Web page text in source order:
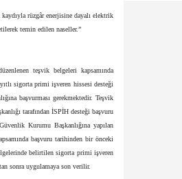
kaydıyla rüzgâr enerjisine dayalı elektrik
temin edilen naseller.”
teşvik belgeleri kapsamında
sigorta primi işveren hissesi desteği
başvurması gerekmektedir. Teşvik
tarafından İSPİH desteği başvuru
Kurumu Başkanlığına yapılan
başvuru tarihinden bir önceki
belirtilen sigorta primi işveren
sonra uygulamaya son verilir.